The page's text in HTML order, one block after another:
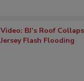
Video: BJ’s Roof
Jersey Flash Flooding